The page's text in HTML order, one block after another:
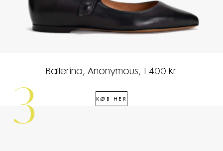
Ballerina, Anonymous, 1.400 kr.
KØB HER
3